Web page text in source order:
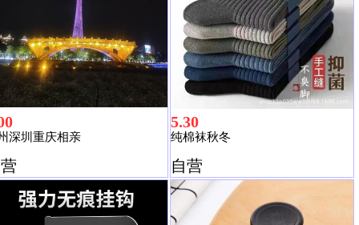
深圳重庆相亲
5.30
纯棉袜秋冬
自营